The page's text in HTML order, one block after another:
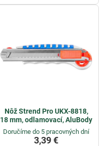
Nôž Strend Pro UKX-8818,
18 mm, odlamovací, AluBody
Doručíme do 5 pracovných dní
3,39 €